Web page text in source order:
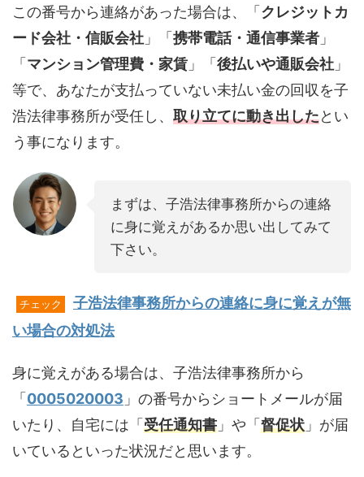
この番号から連絡があった場合は、「 クレジットカ
ード会社・信販会社 」「 携帯電話・通信事業者 」
「 マンション管理費・家賃 」「 後払いや通販会社 」
等で、あなたが支払っていない未払い金の回収を子
浩法律事務所が受任し、 取り立てに動き出したとい
う事になります。
まずは、子浩法律事務所からの連絡
に身に覚えがあるか思い出してみて
下さい。
チェック
子浩法律事務所からの連絡に身に覚えが無
い場合の対処法
身に覚えがある場合は、子浩法律事務所から
「 0005020003 」の番号からショートメールが届
いたり、自宅には「 受任通知書 」や「 督促状 」が届
いているといった状況だと思います。